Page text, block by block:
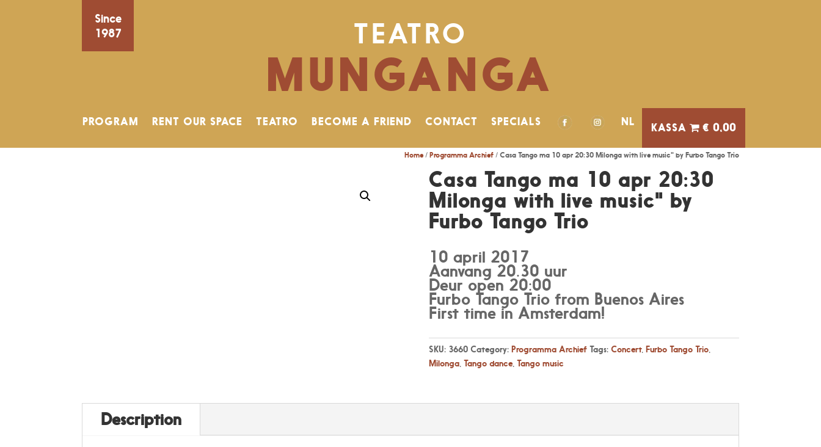
Since
1987
TEATRO
MUNGANGA
PROGRAM RENT OUR SPACE TEATRO BECOME A FRIEND CONTACT SPECIALS NL € 0,00
Home/ Programma Archief/ Casa Tango ma 10 apr 20:30 Milonga with live music" by Furbo Tango Trio
Casa Tango ma 10 apr 20:30
Milonga with live music" by
Furbo Tango Trio
10 april 2017
Aanvang 20.30 uur
Deur open 20:00
Furbo Tango Trio from Buenos Aires
First time in Amsterdam!
SKU: 3660 Category: Programma Archief Tags: Concert, Furbo Tango Trio,
Milonga, Tango dance, Tango music
Description